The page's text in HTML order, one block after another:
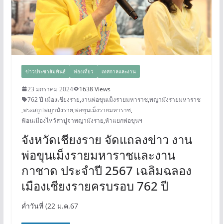
ข่าวประชาสัมพันธ์ ท่องเที่ยว เทศกาลและงาน
23 มกราคม 2024
1638 Views
762 ปี เมืองเชียงราย,งานพ่อขุนเม็งรายมหาราช,พญามังรายมหาราช
,พระสถูปพญามังราย,พ่อขุนเม็งรายมหาราช,
ฟ้อนเมืองไหว้สาปูจาพญามังราย,ห้าแยกพ่อขุนฯ
จังหวัดเชียงราย จัดแถลงข่าว งาน
พ่อขุนเม็งรายมหาราชและงาน
กาชาด ประจำปี 2567 เฉลิมฉลอง
เมืองเชียงรายครบรอบ 762 ปี
ค่ำวันที่ (22 ม.ค.67